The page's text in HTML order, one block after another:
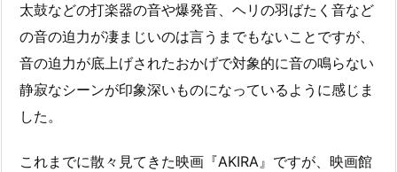
太鼓などの打楽器の音や爆発音、ヘリの羽ばたく音など
の音の迫力が凄まじいのは言うまでもないことですが、
音の迫力が底上げされたおかげで対象的に音の鳴らない
静寂なシーンが印象深いものになっているように感じま
した。
これまでに散々見てきた映画『AKIRA』ですが、映画館